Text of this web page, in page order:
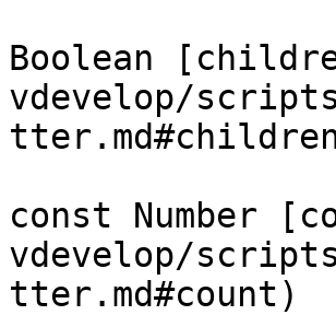
Boolean
vdevelop/
const Number
vdevelop/
tter.md#count)